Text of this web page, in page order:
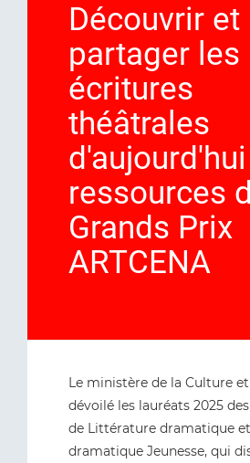
Découvrir et
partager les
écritures
théâtrales
ressources
Grands Prix
ARTCENA
Le ministère de la Culture et
dévoilé les lauréats 2025
de Littérature dramatique
dramatique Jeunesse, qui